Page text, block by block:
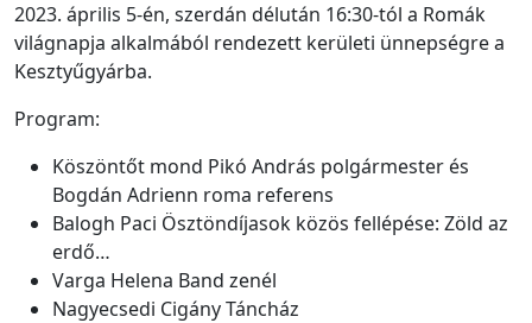
2023. április 5-én, szerdán délután 16:30-tól a Romák
világnapja alkalmából rendezett kerületi ünnepségre a
Kesztyűgyárba.
Program:
Köszöntőt mond Pikó András polgármester és
Bogdán Adrienn roma referens
Balogh Paci Ösztöndíjasok közös fellépése: Zöld az
erdő…
Varga Helena Band zenél
Nagyecsedi Cigány Táncház